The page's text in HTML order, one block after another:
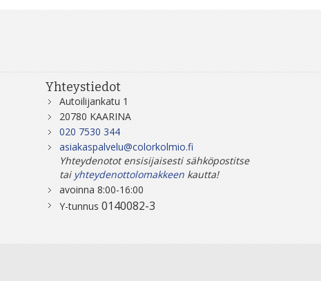
Yhteystiedot
Autoilijankatu 1
20780 KAARINA
020 7530 344
asiakaspalvelu@colorkolmio.fi
Yhteydenotot ensisijaisesti sähköpostitse
tai yhteydenottolomakkeenkautta!
avoinna 8:00-16:00
Y-tunnus 0140082-3